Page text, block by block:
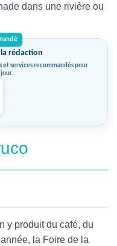
dans une rivière ou
rédaction
et services recommandés pour
y produit du café, du
la Foire de la